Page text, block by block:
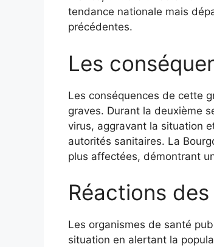
tendance nationale mais
précédentes.
Les
Les conséquences de cette
graves. Durant la deuxième
virus, aggravant la situation
autorités sanitaires. La
plus affectées, démontrant
Réactions
Les organismes de santé
situation en alertant la